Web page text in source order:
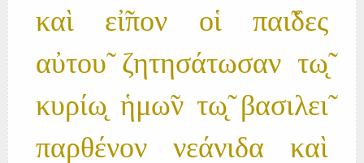
καὶ εἰ̃πον οἱ παι̃δες
αὐτου̃ ζητησάτωσαν τω̨̃
κυρίω̨ ἡμω̃ν τω̨̃ βασιλει̃
παρθένον νεάνιδα καὶ